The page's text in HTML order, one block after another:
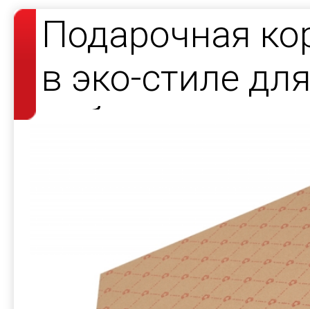
Подарочная
в эко-стиле
набора